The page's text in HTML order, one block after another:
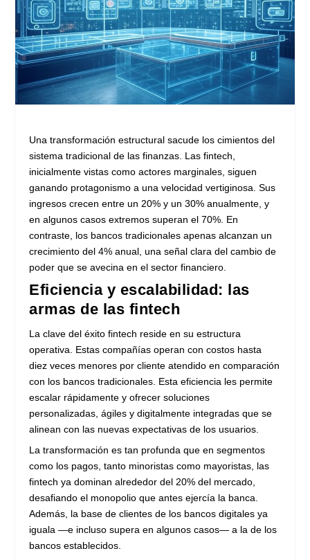
Una transformación estructural sacude los cimientos del
sistema tradicional de las finanzas. Las fintech,
inicialmente vistas como actores marginales, siguen
ganando protagonismo a una velocidad vertiginosa. Sus
ingresos crecen entre un 20% y un 30% anualmente, y
en algunos casos extremos superan el 70%. En
contraste, los bancos tradicionales apenas alcanzan un
crecimiento del 4% anual, una señal clara del cambio de
poder que se avecina en el sector financiero.
Eficiencia y escalabilidad: las
armas de las fintech
La clave del éxito fintech reside en su estructura
operativa. Estas compañías operan con costos hasta
diez veces menores por cliente atendido en comparación
con los bancos tradicionales. Esta eficiencia les permite
escalar rápidamente y ofrecer soluciones
personalizadas, ágiles y digitalmente integradas que se
alinean con las nuevas expectativas de los usuarios.
La transformación es tan profunda que en segmentos
como los pagos, tanto minoristas como mayoristas, las
fintech ya dominan alrededor del 20% del mercado,
desafiando el monopolio que antes ejercía la banca.
Además, la base de clientes de los bancos digitales ya
iguala —e incluso supera en algunos casos— a la de los
bancos establecidos.